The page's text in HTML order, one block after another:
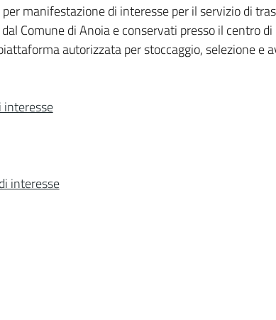
manifestazione di interesse per il servizio di
Comune di Anoia e conservati presso il centro
autorizzata per stoccaggio, selezione e
interesse
interesse